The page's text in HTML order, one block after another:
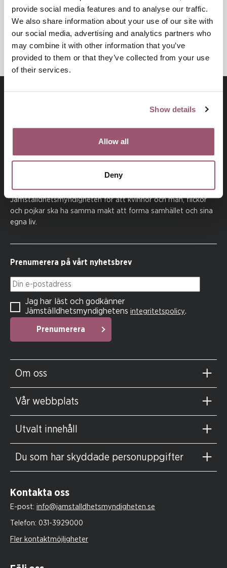
provide social media features and to analyse our traffic.
We also share information about your use of our site with
our social media, advertising and analytics partners who
may combine it with other information that you’ve
provided to them or that they’ve collected from your use
of their services.
Show details
Allow all
Deny
HEDERSRELATERAT VÅLD OCH FÖRTRYCK
På uppdrag av regeringen arbetar
Jämställdhetsmyndigheten för att kvinnor och män, flickor
och pojkar ska ha samma makt att forma samhället och sina
egna liv.
Prenumerera på vårt nyhetsbrev
Din e-postadress
Prenumerera
Jag har läst och godkänner
Jämställdhetsmyndighetens integritetspolicy.
Om oss
Vår webbplats
Utvalt innehåll
Du som har skyddade personuppgifter
Kontakta oss
E-post: info@jamstalldhetsmyndigheten.se
Telefon: 031-3929000
Fler kontaktmöjligheter